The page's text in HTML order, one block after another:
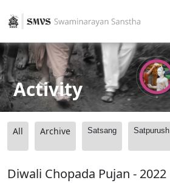
Activity
All Archive Satsang Satpurush
Diwali Chopada Pujan - 2022